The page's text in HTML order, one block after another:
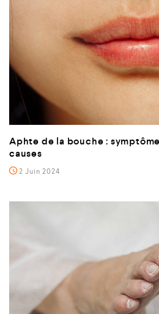
Aphte de la bouche :
causes
2 Juin 2024